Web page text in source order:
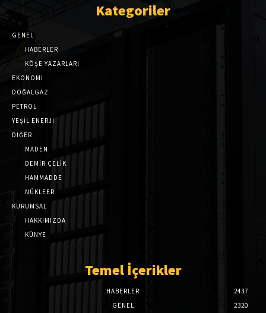
Kategoriler
GENEL
HABERLER
KÖŞE YAZARLARI
EKONOMİ
DOĞALGAZ
PETROL
YEŞİL ENERJİ
DİĞER
MADEN
DEMİR ÇELİK
HAMMADDE
NÜKLEER
KURUMSAL
HAKKIMIZDA
KÜNYE
Temel İçerikler
HABERLER
2437
GENEL
2320